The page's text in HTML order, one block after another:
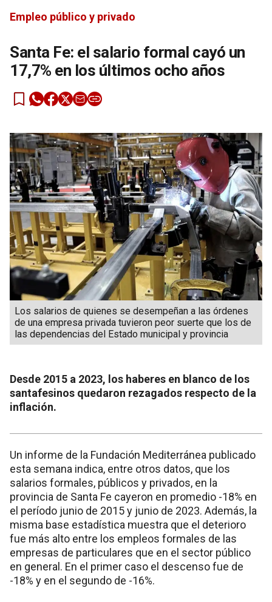
Empleo público y privado
Santa Fe: el salario formal cayó un
17,7% en los últimos ocho años
Los salarios de quienes se desempeñan a las órdenes
de una empresa privada tuvieron peor suerte que los de
las dependencias del Estado municipal y provincia
Desde 2015 a 2023, los haberes en blanco de los
santafesinos quedaron rezagados respecto de la
inflación.
Un informe de la Fundación Mediterránea publicado
esta semana indica, entre otros datos, que los
salarios formales, públicos y privados, en la
provincia de Santa Fe cayeron en promedio -18% en
el período junio de 2015 y junio de 2023. Además, la
misma base estadística muestra que el deterioro
fue más alto entre los empleos formales de las
empresas de particulares que en el sector público
en general. En el primer caso el descenso fue de
-18% y en el segundo de -16%.